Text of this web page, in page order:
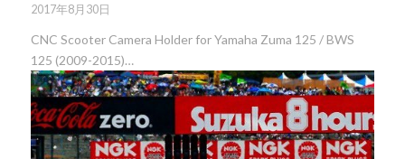
2017年8月30日
CNC Scooter Camera Holder for Yamaha Zuma 125 / BWS
125 (2009-2015)…